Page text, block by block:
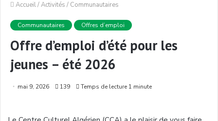
Accueil/Activités / Communautaires
Communautaires Offres d’emploi
Offre d’emploi d’été pour les
jeunes – été 2026
mai 9, 2026 139 Temps de lecture 1 minute